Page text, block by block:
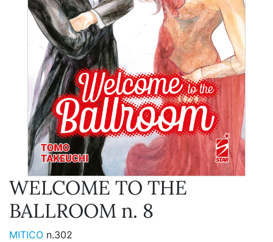
WELCOME TO THE
BALLROOM n. 8
MITICO n.302